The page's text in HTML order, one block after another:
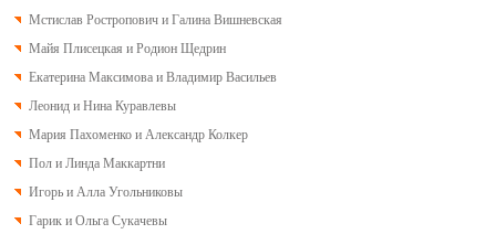
Мстислав Ростропович и Галина Вишневская
Майя Плисецкая и Родион Щедрин
Екатерина Максимова и Владимир Васильев
Леонид и Нина Куравлевы
Мария Пахоменко и Александр Колкер
Пол и Линда Маккартни
Игорь и Алла Угольниковы
Гарик и Ольга Сукачевы